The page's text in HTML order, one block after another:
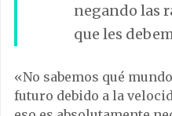
negando las
que les
«No sabemos qué
futuro debido a la